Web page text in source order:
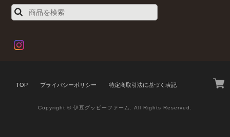
TOP プライバシーポリシー 特定商取引法に基づく表記
Copyright © 伊豆グッピーファーム. All Rights Reserved.